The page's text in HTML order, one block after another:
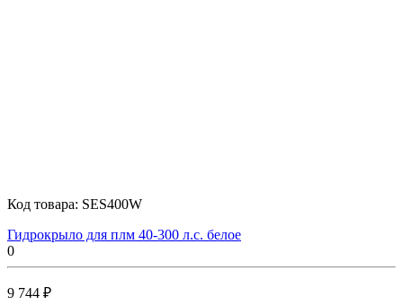
Код товара: SES400W
Гидрокрыло для плм 40-300 л.с. белое
0
9 744 ₽